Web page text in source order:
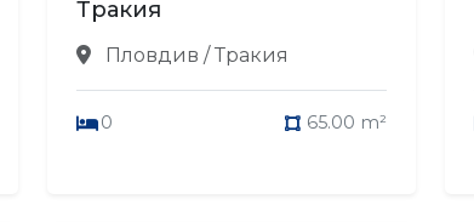
Тракия
Пловдив / Тракия
0 65.00 m²